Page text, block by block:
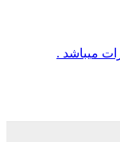
میباشد .